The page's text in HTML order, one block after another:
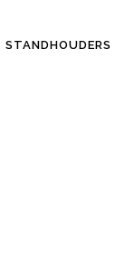
STANDHOUDERS